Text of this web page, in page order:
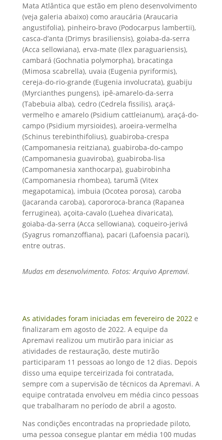
Mata Atlântica que estão em pleno desenvolvimento
(veja galeria abaixo) como araucária (Araucaria
angustifolia), pinheiro-bravo (Podocarpus lambertii),
casca-d’anta (Drimys brasiliensis), goiaba-da-serra
(Acca sellowiana), erva-mate (Ilex paraguariensis),
cambará (Gochnatia polymorpha), bracatinga
(Mimosa scabrella), uvaia (Eugenia pyriformis),
cereja-do-rio-grande (Eugenia involucrata), guabiju
(Myrcianthes pungens), ipê-amarelo-da-serra
(Tabebuia alba), cedro (Cedrela fissilis), araçá-
vermelho e amarelo (Psidium cattleianum), araçá-do-
campo (Psidium myrsioides), aroeira-vermelha
(Schinus terebinthifolius), guabiroba-crespa
(Campomanesia reitziana), guabiroba-do-campo
(Campomanesia guaviroba), guabiroba-lisa
(Campomanesia xanthocarpa), guabirobinha
(Campomanesia rhombea), tarumã (Vitex
megapotamica), imbuia (Ocotea porosa), caroba
(Jacaranda caroba), capororoca-branca (Rapanea
ferruginea), açoita-cavalo (Luehea divaricata),
goiaba-da-serra (Acca sellowiana), coqueiro-jerivá
(Syagrus romanzoffiana), pacari (Lafoensia pacari),
entre outras.
Mudas em desenvolvimento. Fotos: Arquivo Apremavi.
As atividades foram iniciadas em fevereiro de 2022e
finalizaram em agosto de 2022. A equipe da
Apremavi realizou um mutirão para iniciar as
atividades de restauração, deste mutirão
participaram 11 pessoas ao longo de 12 dias. Depois
disso uma equipe terceirizada foi contratada,
sempre com a supervisão de técnicos da Apremavi. A
equipe contratada envolveu em média cinco pessoas
que trabalharam no período de abril a agosto.
Nas condições encontradas na propriedade piloto,
uma pessoa consegue plantar em média 100 mudas